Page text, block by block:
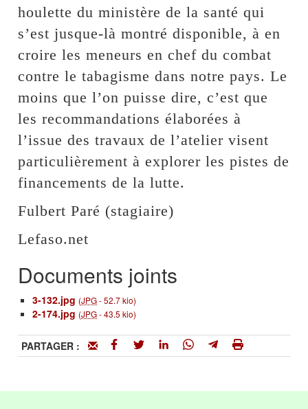
houlette du ministère de la santé qui
s’est jusque-là montré disponible, à en
croire les meneurs en chef du combat
contre le tabagisme dans notre pays. Le
moins que l’on puisse dire, c’est que
les recommandations élaborées à
l’issue des travaux de l’atelier visent
particulièrement à explorer les pistes de
financements de la lutte.
Fulbert Paré (stagiaire)
Lefaso.net
Documents joints
3-132.jpg (JPG-52.7 kio)
2-174.jpg (JPG-43.5 kio)
PARTAGER :